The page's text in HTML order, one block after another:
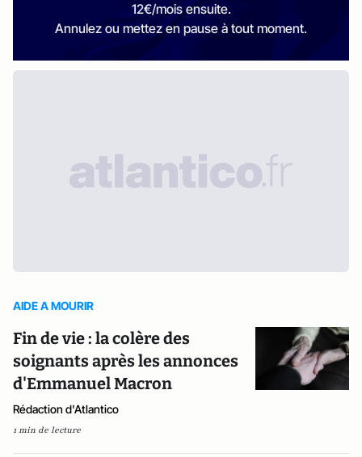
12€/mois ensuite.
Annulez ou mettez en pause à tout moment.
AIDE A MOURIR
Fin de vie : la colère des
soignants après les annonces
d'Emmanuel Macron
Rédaction d'Atlantico
1 min de lecture